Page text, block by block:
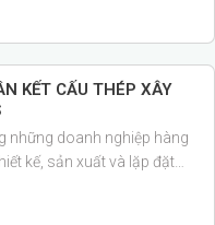
KẾT CẤU THÉP XÂY
những doanh nghiệp hàng
kế, sản xuất và lặp đặt
cấu phi tiểu chuẩn cho